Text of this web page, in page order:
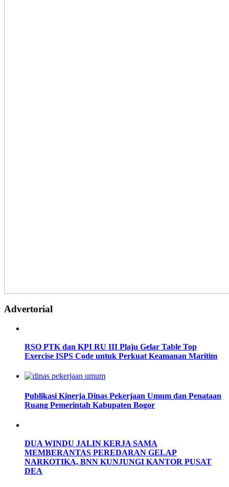
Advertorial
RSO PTK dan KPI RU III Plaju Gelar Table Top
Exercise ISPS Code untuk Perkuat Keamanan Maritim
Publikasi Kinerja Dinas Pekerjaan Umum dan Penataan
Ruang Pemerintah Kabupaten Bogor
DUA WINDU JALIN KERJA SAMA
MEMBERANTAS PEREDARAN GELAP
NARKOTIKA, BNN KUNJUNGI KANTOR PUSAT
DEA